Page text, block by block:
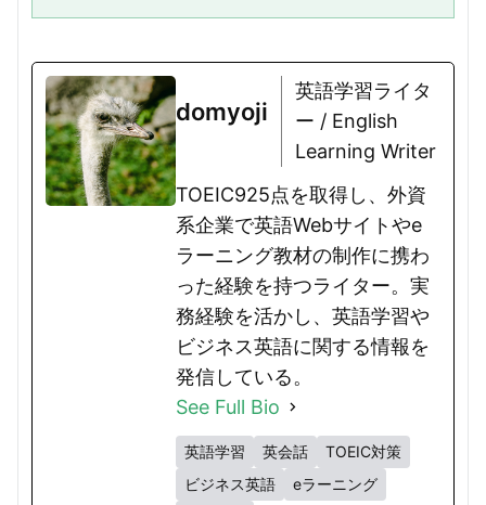
domyoji
英語学習ライタ
ー / English
Learning Writer
TOEIC925点を取得し、外資
系企業で英語Webサイトやe
ラーニング教材の制作に携わ
った経験を持つライター。実
務経験を活かし、英語学習や
ビジネス英語に関する情報を
発信している。
See Full Bio
英語学習 英会話
TOEIC対策
ビジネス英語
eラーニング